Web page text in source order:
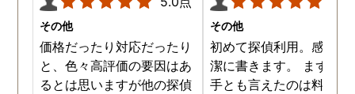
その他
価格だったり対応だったり
と、色々高評価の要因はあ
るとは思いますが他の探偵
その他
初めて探偵利用。感想を
潔に書きます。 まず、
手とも言えたのは料金。